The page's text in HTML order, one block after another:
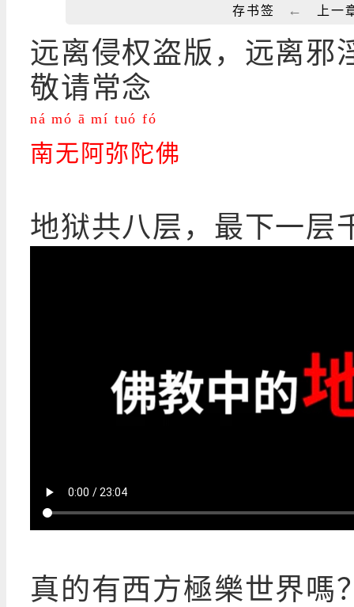
存书签 ← 上一
远离侵权盗版，远离邪
敬请常念
ná mó ā mí tuó fó
南无阿弥陀佛
地狱共八层，最下一层
真的有西方極樂世界嗎